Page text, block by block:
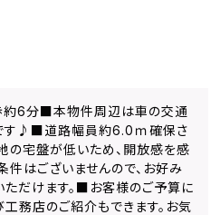
約6分■本物件周辺は車の交通
す♪■道路幅員約6.0ｍ確保さ
宅盤が低いため、開放感を感
はございませんので、お好み
ただけます。■お客様のご予算に
務店のご紹介もできます。お気